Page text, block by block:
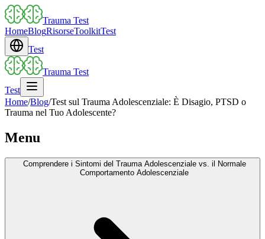
Trauma Test
HomeBlogRisorseToolkitTest
Test
Trauma Test
Test
Home/Blog/Test sul Trauma Adolescenziale: È Disagio, PTSD o
Trauma nel Tuo Adolescente?
Menu
Comprendere i Sintomi del Trauma Adolescenziale vs. il Normale
Comportamento Adolescenziale